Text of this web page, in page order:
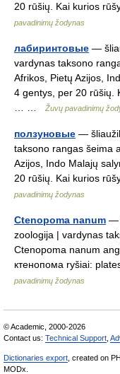
20 rūšių. Kai kurios
pavadinimų žodynas
лабиринтовые —
vardynas taksono
Afrikos, Pietų Azijos,
4 gentys, per 20 rūšių.
Žuvų pavadinimų
ползуновые —
taksono rangas šeima
Azijos, Indo Malajų
20 rūšių. Kai kurios
pavadinimų žodynas
Ctenopoma nanum —
zoologija | vardynas
Ctenopoma nanum
ктенопома ryšiai:
pavadinimų žodynas
© Academic, 2000-2026
Contact us: Technical Support
Dictionaries export , created on
MODx.